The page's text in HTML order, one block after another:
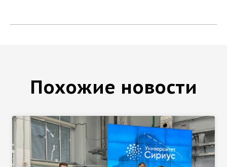
Похожие новости